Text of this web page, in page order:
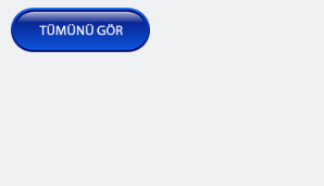
Yayınlar | Makaleler